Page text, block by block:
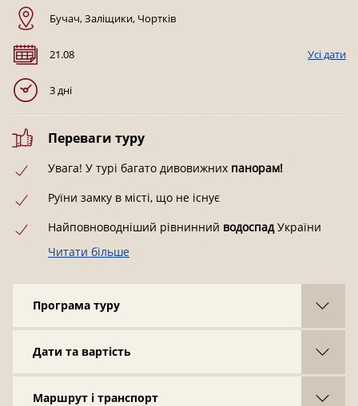
Бучач, Заліщики, Чортків
21.08 Усі дати
3 дні
Переваги туру
Увага! У турі багато дивовижних панорам!
Руїни замку в місті, що не існує
Найповноводніший рівнинний водоспадУкраїни
Перший музей трипільської культури у печері
Роботи таємничого скульптора
Маленькі старовинні міста -
Маловідомі туристичні пам'ятки, яких немає в інших
Читати більше
Програма туру
Дати та вартість
Маршрут і транспорт